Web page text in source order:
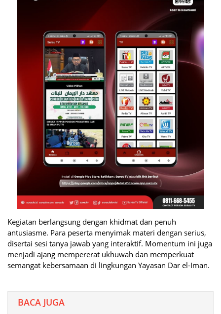
Kegiatan berlangsung dengan khidmat dan penuh
antusiasme. Para peserta menyimak materi dengan serius,
disertai sesi tanya jawab yang interaktif. Momentum ini juga
menjadi ajang mempererat ukhuwah dan memperkuat
semangat kebersamaan di lingkungan Yayasan Dar el-Iman.
BACA JUGA